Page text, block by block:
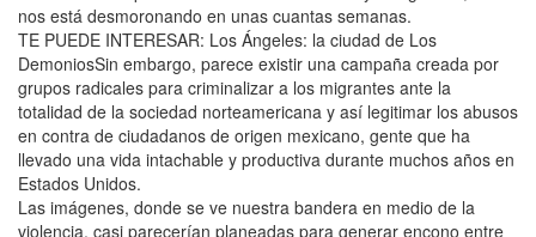
nos está desmoronando en unas cuantas semanas.
TE PUEDE INTERESAR: Los Ángeles: la ciudad de Los
DemoniosSin embargo, parece existir una campaña creada por
grupos radicales para criminalizar a los migrantes ante la
totalidad de la sociedad norteamericana y así legitimar los abusos
en contra de ciudadanos de origen mexicano, gente que ha
llevado una vida intachable y productiva durante muchos años en
Estados Unidos.
Las imágenes, donde se ve nuestra bandera en medio de la
violencia, casi parecerían planeadas para generar encono entre